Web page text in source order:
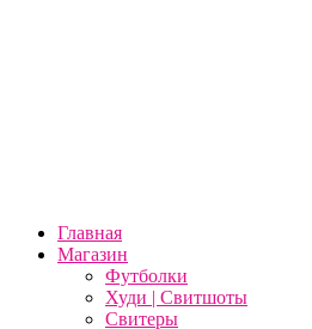
Главная
Магазин
Футболки
Худи | Свитшоты
Свитеры